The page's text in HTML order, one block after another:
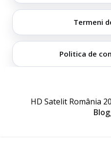
Termeni
Politica de
HD Satelit România